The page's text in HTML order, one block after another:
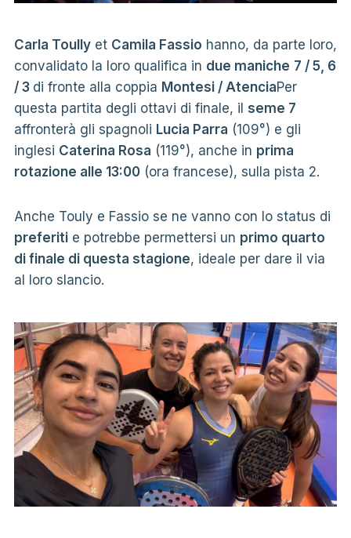
Carla Toullyet Camila Fassio hanno, da parte loro,
convalidato la loro qualifica in due maniche 7 / 5, 6
/ 3 di fronte alla coppia Montesi / AtenciaPer
questa partita degli ottavi di finale, il seme 7
affronterà gli spagnoli Lucia Parra (109°) e gli
inglesi Caterina Rosa (119°), anche in prima
rotazione alle 13:00(ora francese), sulla pista 2.
Anche Touly e Fassio se ne vanno con lo status di
preferitie potrebbe permettersi un primo quarto
di finale di questa stagione, ideale per dare il via
al loro slancio.